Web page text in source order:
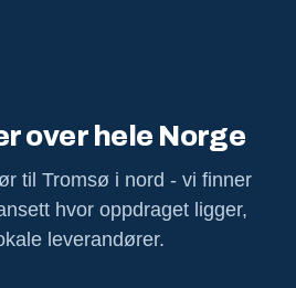
over hele Norge
til Tromsø i nord - vi finner
hvor oppdraget ligger,
leverandører.